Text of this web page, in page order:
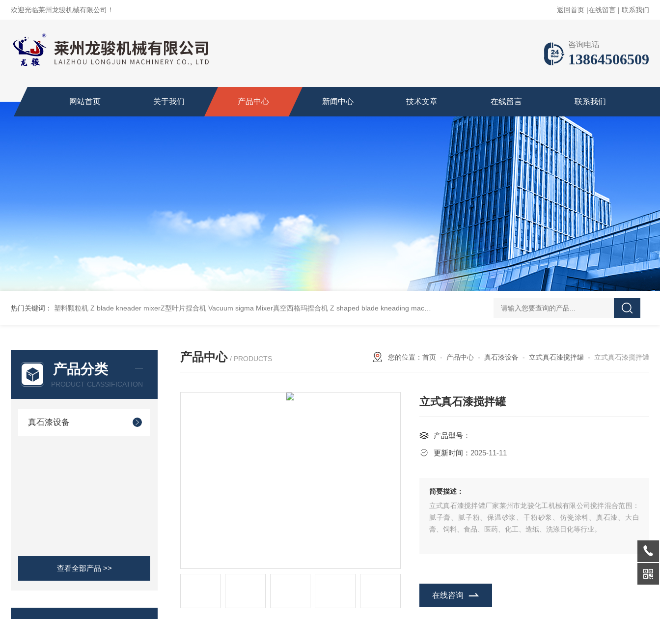
欢迎光临莱州龙骏机械有限公司！ 返回首页 |在线留言 | 联系我们
咨询电话
13864506509
网站首页 关于我们 产品中心 新闻中心 技术文章 在线留言 联系我们
热门关键词： 塑料颗粒机 Z blade kneader mixerZ型叶片捏合机 Vacuum sigma Mixer真空西格玛捏合机 Z shaped blade kneading machineZ型捏合机 Z shaped blade sigma mixerZ型捏合机 Vacuum Kneader真
产品分类
PRODUCT CLASSIFICATION
真石漆设备
查看全部产品 >>
产品中心 / PRODUCTS 您的位置： 首页 - 产品中心 - 真石漆设备 - 立式真石漆搅拌罐 - 立式真石漆搅拌罐
立式真石漆搅拌罐
产品型号：
更新时间： 2025-11-11
简要描述：
立式真石漆搅拌罐厂家莱州市龙骏化工机械有限公司搅拌混合范围：
腻子膏、腻子粉、保温砂浆、干粉砂浆、仿瓷涂料、真石漆、大白
膏、饲料、食品、医药、化工、造纸、洗涤日化等行业。
在线咨询